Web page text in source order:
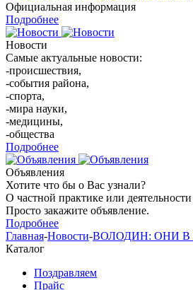
Официальная информация
Подробнее
Новости
Самые актуальные новости:
-происшествия,
-события района,
-спорта,
-мира науки,
-медицины,
-общества
Подробнее
Объявления
Хотите что бы о Вас узнали?
О частной практике или
Просто закажите объявление.
Подробнее
Главная-Новости-ВОЛОДИН: ОНИ В
Каталог
Поздравляем
Прайс